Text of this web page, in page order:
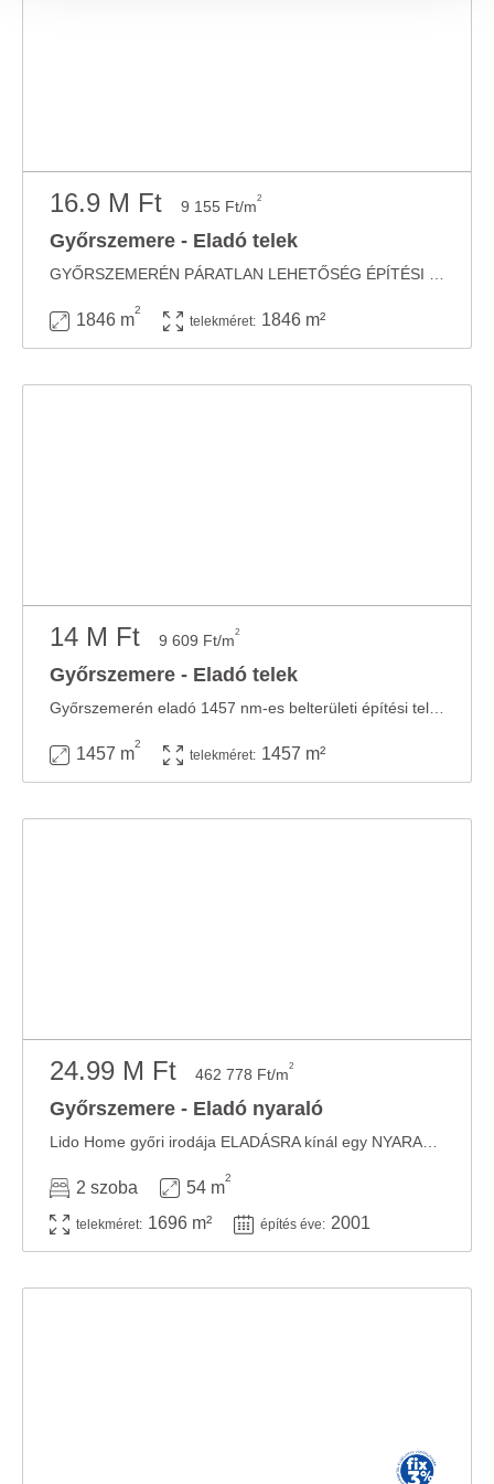
16.9 M Ft 9 155 Ft/m2
Győrszemere - Eladó telek
1846 m
2
telekméret: 1846 m²
14 M Ft 9 609 Ft/m2
Győrszemere - Eladó telek
1457 m
2
telekméret: 1457 m²
24.99 M Ft 462 778 Ft/m2
Győrszemere - Eladó nyaraló
2 szoba 54 m
2
telekméret: 1696 m² építés éve: 2001